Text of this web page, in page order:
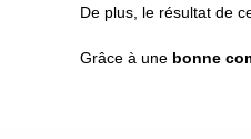
De plus, le résultat de
Grâce à une bonne